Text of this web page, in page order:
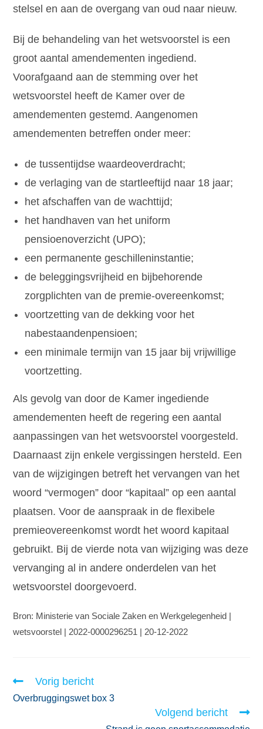
stelsel en aan de overgang van oud naar nieuw.
Bij de behandeling van het wetsvoorstel is een
groot aantal amendementen ingediend.
Voorafgaand aan de stemming over het
wetsvoorstel heeft de Kamer over de
amendementen gestemd. Aangenomen
amendementen betreffen onder meer:
de tussentijdse waardeoverdracht;
de verlaging van de startleeftijd naar 18 jaar;
het afschaffen van de wachttijd;
het handhaven van het uniform
pensioenoverzicht (UPO);
een permanente geschilleninstantie;
de beleggingsvrijheid en bijbehorende
zorgplichten van de premie-overeenkomst;
voortzetting van de dekking voor het
nabestaandenpensioen;
een minimale termijn van 15 jaar bij vrijwillige
voortzetting.
Als gevolg van door de Kamer ingediende
amendementen heeft de regering een aantal
aanpassingen van het wetsvoorstel voorgesteld.
Daarnaast zijn enkele vergissingen hersteld. Een
van de wijzigingen betreft het vervangen van het
woord “vermogen” door “kapitaal” op een aantal
plaatsen. Voor de aanspraak in de flexibele
premieovereenkomst wordt het woord kapitaal
gebruikt. Bij de vierde nota van wijziging was deze
vervanging al in andere onderdelen van het
wetsvoorstel doorgevoerd.
Bron: Ministerie van Sociale Zaken en Werkgelegenheid |
wetsvoorstel | 2022-0000296251 | 20-12-2022
Vorig bericht
Overbruggingswet box 3
Volgend bericht